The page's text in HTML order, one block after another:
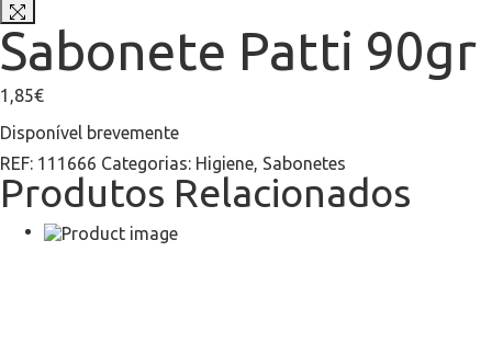
Sabonete Patti 90gr
1,85€
Disponível brevemente
REF: 111666 Categorias: Higiene, Sabonetes
Produtos Relacionados